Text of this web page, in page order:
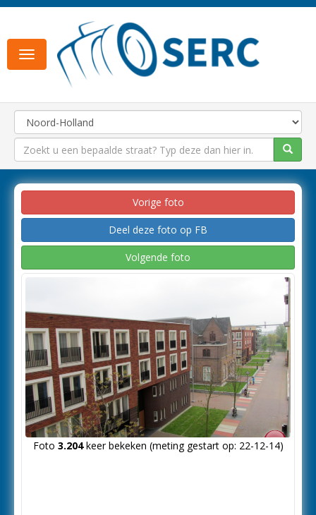
Toggle
navigation
Vorige foto
Deel deze foto op FB
Volgende foto
Foto 3.204keer bekeken (meting gestart op: 22-12-14)